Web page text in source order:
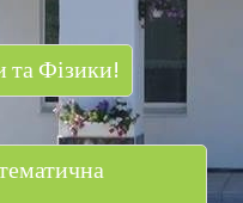
Фізики!